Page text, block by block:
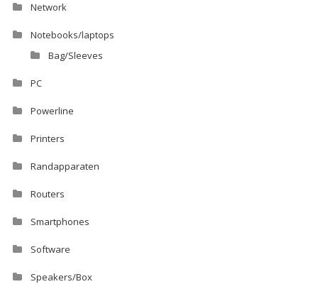
Network
Notebooks/laptops
Bag/Sleeves
PC
Powerline
Printers
Randapparaten
Routers
Smartphones
Software
Speakers/Box